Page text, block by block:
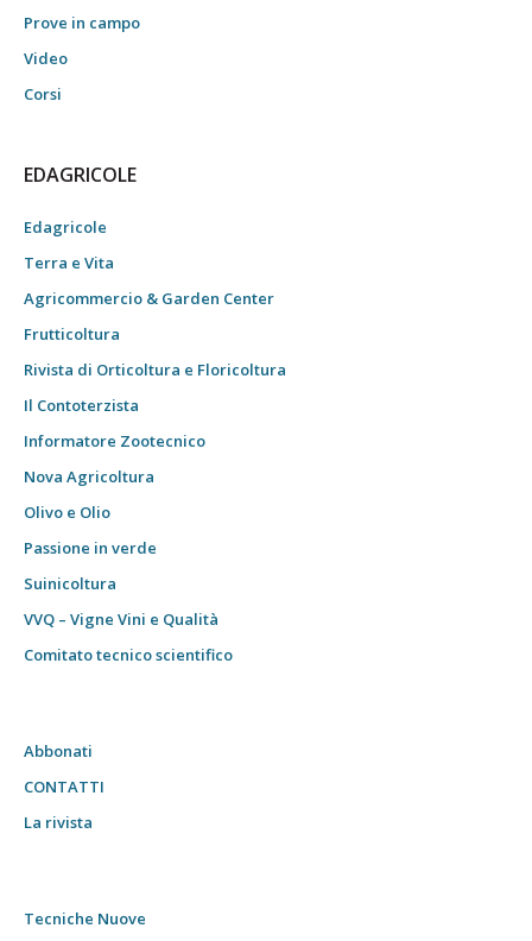
Prove in campo
Video
Corsi
EDAGRICOLE
Edagricole
Terra e Vita
Agricommercio & Garden Center
Frutticoltura
Rivista di Orticoltura e Floricoltura
Il Contoterzista
Informatore Zootecnico
Nova Agricoltura
Olivo e Olio
Passione in verde
Suinicoltura
VVQ – Vigne Vini e Qualità
Comitato tecnico scientifico
Abbonati
CONTATTI
La rivista
Tecniche Nuove